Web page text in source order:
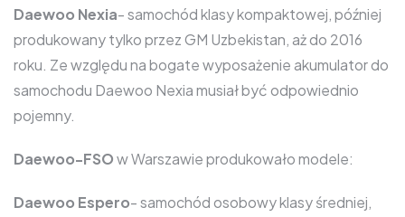
Daewoo Nexia- samochód klasy kompaktowej, później
produkowany tylko przez GM Uzbekistan, aż do 2016
roku. Ze względu na bogate wyposażenie akumulator do
samochodu Daewoo Nexia musiał być odpowiednio
pojemny.
Daewoo-FSOw Warszawie produkowało modele:
Daewoo Espero- samochód osobowy klasy średniej,